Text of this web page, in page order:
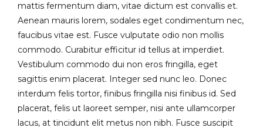
mattis fermentum diam, vitae dictum est convallis et.
Aenean mauris lorem, sodales eget condimentum nec,
faucibus vitae est. Fusce vulputate odio non mollis
commodo. Curabitur efficitur id tellus at imperdiet.
Vestibulum commodo dui non eros fringilla, eget
sagittis enim placerat. Integer sed nunc leo. Donec
interdum felis tortor, finibus fringilla nisi finibus id. Sed
placerat, felis ut laoreet semper, nisi ante ullamcorper
lacus, at tincidunt elit metus non nibh. Fusce suscipit